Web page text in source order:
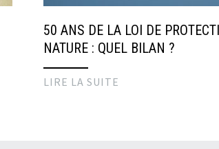
50 ANS DE LA LOI DE
NATURE : QUEL BILAN ?
LIRE LA SUITE